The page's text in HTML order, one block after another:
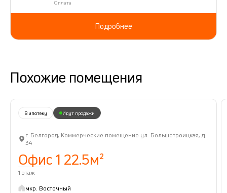
Оплата
Подробнее
Похожие помещения
В ипотеку Идут продажи
г. Белгород, Коммерческие помещение ул. Большетроицкая, д.
34
Офис 1 22.5м²
1 этаж
мкр. Восточный